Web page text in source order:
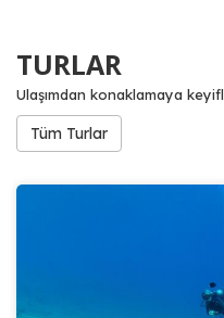
TURLAR
Ulaşımdan konaklamaya
Tüm Turlar